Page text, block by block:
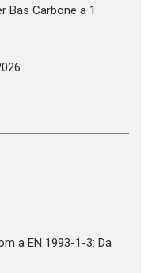
Bas Carbone a 1
a EN 1993-1-3: Da